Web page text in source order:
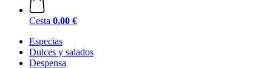
Cesta 0,00 €
Especias
Dulces y salados
Despensa